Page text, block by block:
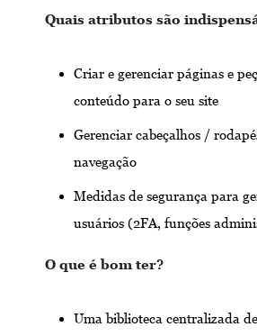
Quais atributos são
Criar e gerenciar páginas e
conteúdo para o seu site
Gerenciar cabeçalhos /
navegação
Medidas de segurança para
usuários (2FA, funções
O que é bom ter?
Uma biblioteca centralizada